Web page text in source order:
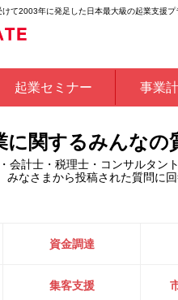
けて2003年に発足した日本最大級の起業支援
起業セミナー 事業
に関するみんなの
会計士・税理士・コンサルタ
みなさまから投稿された質問に回
資金調達
集客支援